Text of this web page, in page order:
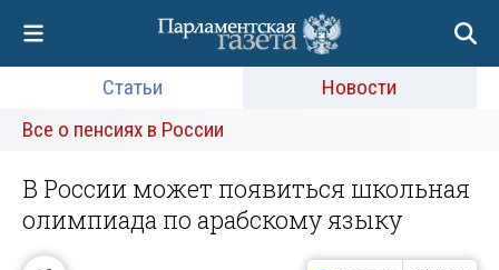
Статьи
Новости
Все о пенсиях в России
В России может появиться школьная
олимпиада по арабскому языку